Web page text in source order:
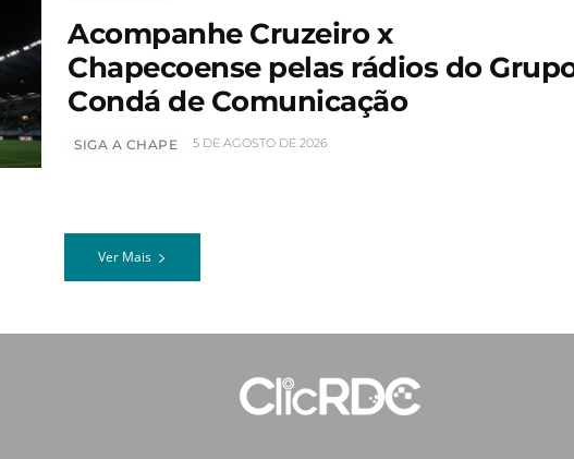
Acompanhe Cruzeiro x
Chapecoense pelas rádios do
Condá de Comunicação
SIGA A CHAPE 5 DE AGOSTO DE 2026
Ver Mais